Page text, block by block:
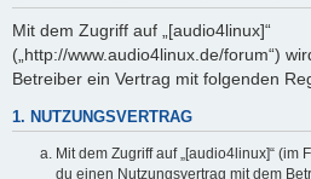
Mit dem Zugriff auf „[audio4linux]“
(„http://www.audio4linux.de/forum“)
Betreiber ein Vertrag mit folgenden
1. NUTZUNGSVERTRAG
Mit dem Zugriff auf „[audio4linux]“ (im
du einen Nutzungsvertrag mit dem